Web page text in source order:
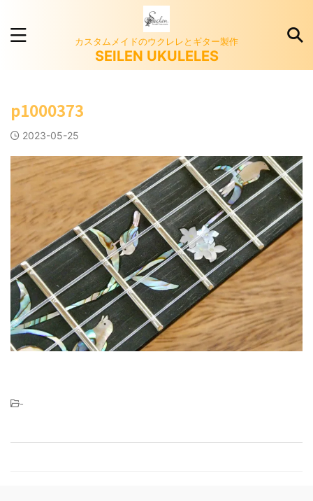
カスタムメイドのウクレレとギター製作
SEILEN UKULELES
p1000373
2023-05-25
-